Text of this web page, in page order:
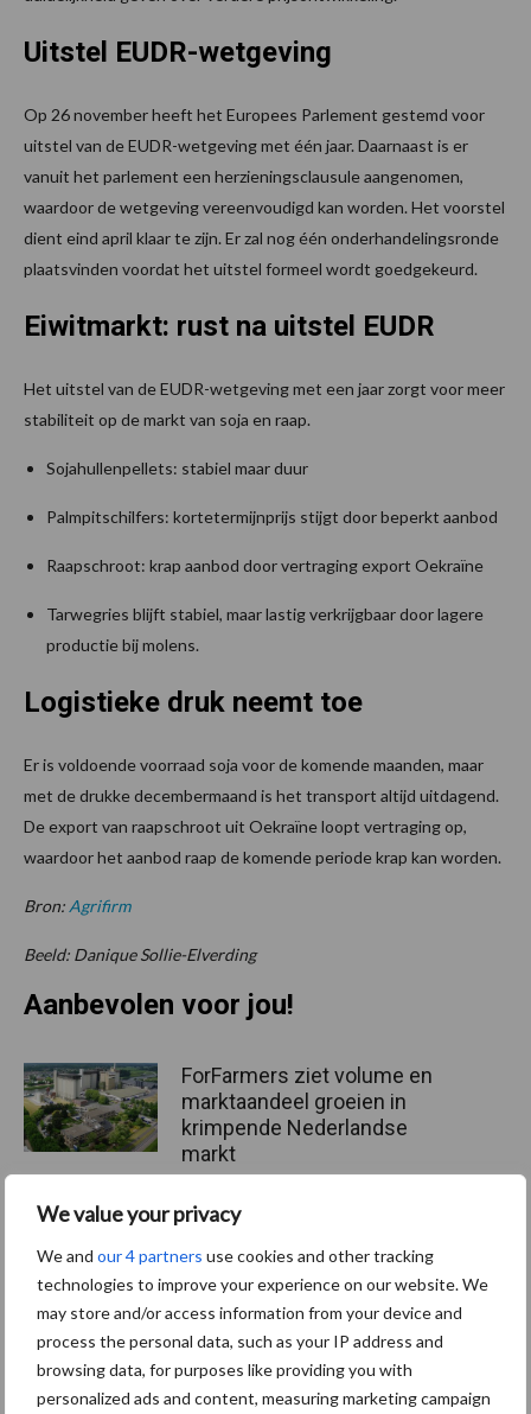
We value your privacy
We and our 4 partners use cookies and other tracking
technologies to improve your experience on our website. We
may store and/or access information from your device and
process the personal data, such as your IP address and
browsing data, for purposes like providing you with
personalized ads and content, measuring marketing campaign
Uitstel EUDR-wetgeving
Op 26 november heeft het Europees Parlement gestemd voor
uitstel van de EUDR-wetgeving met één jaar. Daarnaast is er
vanuit het parlement een herzieningsclausule aangenomen,
waardoor de wetgeving vereenvoudigd kan worden. Het voorstel
dient eind april klaar te zijn. Er zal nog één onderhandelingsronde
plaatsvinden voordat het uitstel formeel wordt goedgekeurd.
Eiwitmarkt: rust na uitstel EUDR
Het uitstel van de EUDR-wetgeving met een jaar zorgt voor meer
stabiliteit op de markt van soja en raap.
Sojahullenpellets: stabiel maar duur
Palmpitschilfers: kortetermijnprijs stijgt door beperkt aanbod
Raapschroot: krap aanbod door vertraging export Oekraïne
Tarwegries blijft stabiel, maar lastig verkrijgbaar door lagere
productie bij molens.
Logistieke druk neemt toe
Er is voldoende voorraad soja voor de komende maanden, maar
met de drukke decembermaand is het transport altijd uitdagend.
De export van raapschroot uit Oekraïne loopt vertraging op,
waardoor het aanbod raap de komende periode krap kan worden.
Bron: Agrifirm
Beeld: Danique Sollie-Elverding
Aanbevolen voor jou!
ForFarmers ziet volume en
marktaandeel groeien in
krimpende Nederlandse
markt
een langere levensduur
“Vraag naar praktische